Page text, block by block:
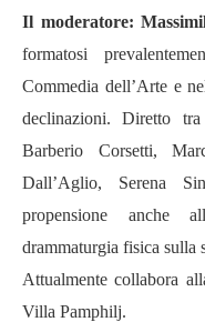
Il moderatore:
formatosi
Commedia dell’Arte e
declinazioni. Diretto
Barberio Corsetti,
Dall’Aglio, Serena
propensione anche
drammaturgia fisica sulla
Attualmente collabora
Villa Pamphilj.